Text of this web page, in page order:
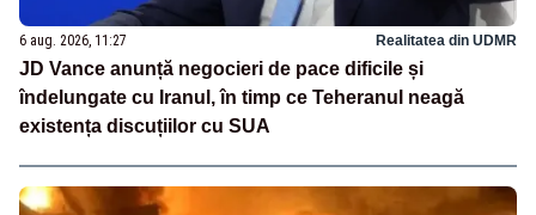
6 aug. 2026, 11:27 Realitatea din UDMR
JD Vance anunță negocieri de pace dificile și
îndelungate cu Iranul, în timp ce Teheranul neagă
existența discuțiilor cu SUA